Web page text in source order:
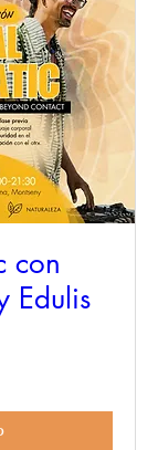
con
Edulis